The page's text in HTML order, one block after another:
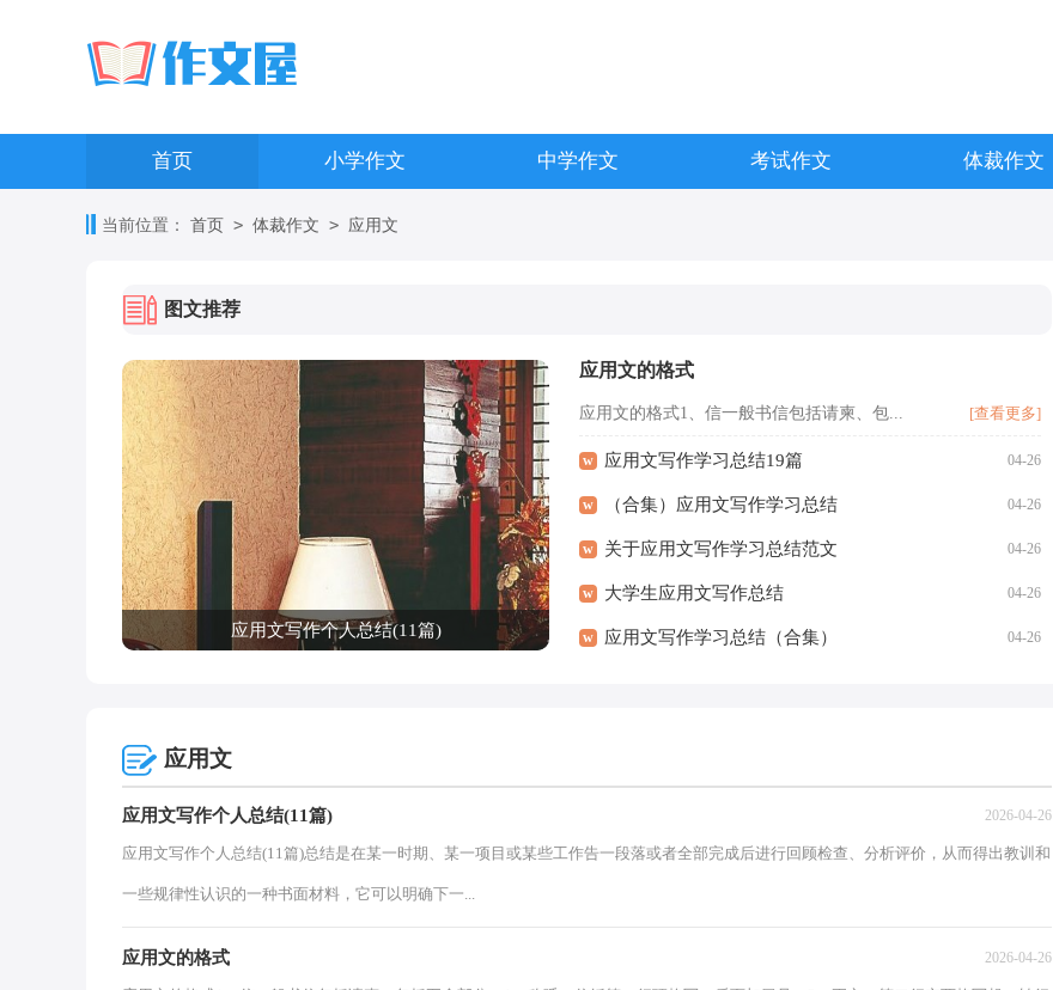
首页 小学作文 中学作文 考试作文 体裁作文
当前位置： 首页 > 体裁作文 > 应用文
图文推荐
应用文写作个人总结(11篇)
应用文的格式
应用文的格式1、信一般书信包括请柬、包... [查看更多]
w 应用文写作学习总结19篇 04-26
w （合集）应用文写作学习总结 04-26
w 关于应用文写作学习总结范文 04-26
w 大学生应用文写作总结 04-26
w 应用文写作学习总结（合集） 04-26
应用文
应用文写作个人总结(11篇) 2026-04-26
应用文写作个人总结(11篇)总结是在某一时期、某一项目或某些工作告一段落或者全部完成后进行回顾检查、分析评价，从而得出教训和
一些规律性认识的一种书面材料，它可以明确下一...
应用文的格式 2026-04-26